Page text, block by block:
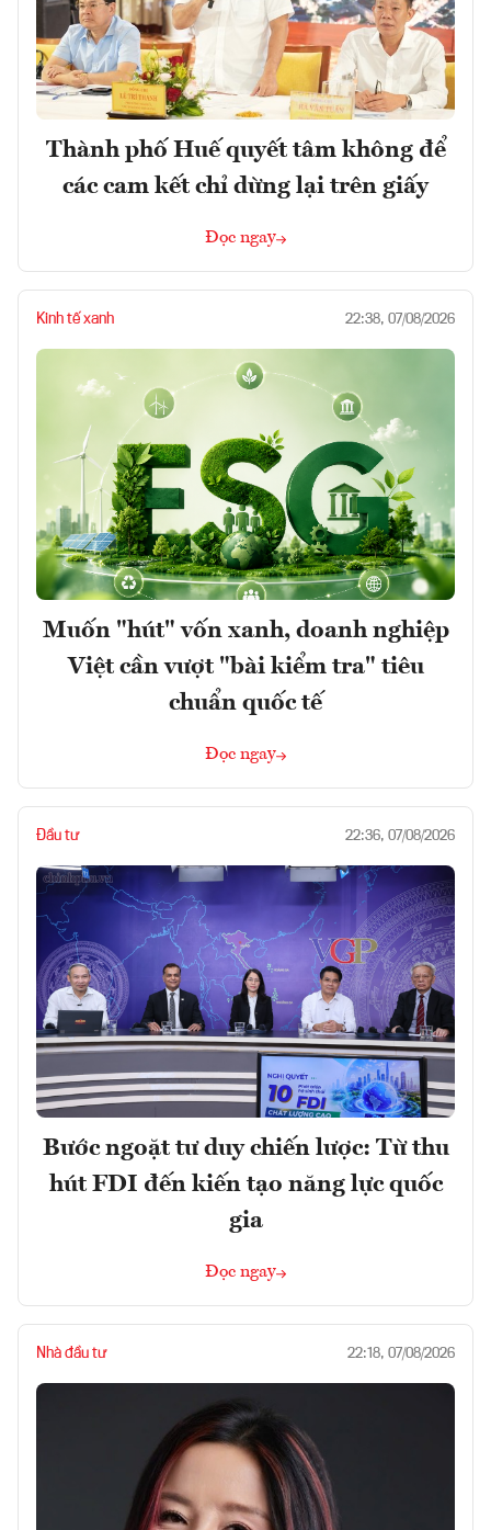
Thành phố Huế quyết tâm không để
các cam kết chỉ dừng lại trên giấy
Đọc ngay
Kinh tế xanh 22:38, 07/08/2026
Muốn "hút" vốn xanh, doanh nghiệp
Việt cần vượt "bài kiểm tra" tiêu
chuẩn quốc tế
Đọc ngay
Đầu tư 22:36, 07/08/2026
Bước ngoặt tư duy chiến lược: Từ thu
hút FDI đến kiến tạo năng lực quốc
gia
Đọc ngay
Nhà đầu tư 22:18, 07/08/2026